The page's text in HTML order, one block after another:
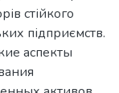
стійкого
підприємств.
аспекты